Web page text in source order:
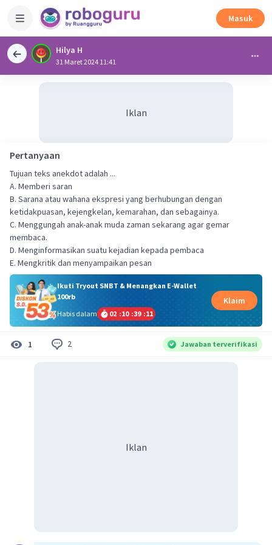
Masuk
Hilya H
31 Maret 2024 11:41
Iklan
Pertanyaan
Tujuan teks anekdot adalah ...
A. Memberi saran
B. Sarana atau wahana ekspresi yang berhubungan dengan
ketidakpuasan, kejengkelan, kemarahan, dan sebagainya.
C. Menggungah anak-anak muda zaman sekarang agar gemar
membaca.
D. Menginformasikan suatu kejadian kepada pembaca
E. Mengkritik dan menyampaikan pesan
Ikuti Tryout SNBT & Menangkan E-Wallet
100rb
Habis dalam
02 :10 :39 :10
Klaim
1 2 Jawaban terverifikasi
Iklan